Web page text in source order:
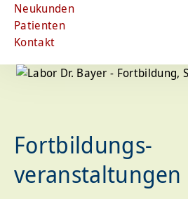
Neukunden
Patienten
Kontakt
Fortbildungs­
veranstaltungen